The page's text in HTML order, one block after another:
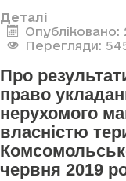
Деталі
Опубліковано:
Перегляди:
Про
право
нерухомого
власністю
червня 2019